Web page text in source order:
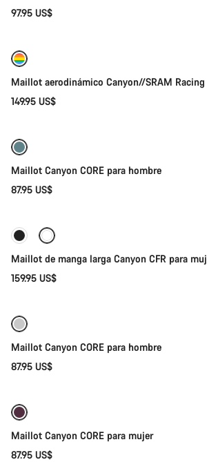
97.95 US$
Maillot aerodinámico Canyon//SRAM
149.95 US$
Maillot Canyon CORE para hombre
87.95 US$
Maillot de manga larga Canyon CFR para
159.95 US$
Maillot Canyon CORE para hombre
87.95 US$
Maillot Canyon CORE para mujer
87.95 US$
Nuestros expertos estarán encantados
preguntas.
Cerrar